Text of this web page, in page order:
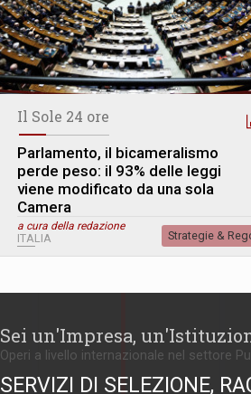
Il Sole 24 ore
Parlamento, il bicameralismo
perde peso: il 93% delle leggi
viene modificato da una sola
Camera
a cura della redazione
ITALIA Strategie &
Sei un'Impresa,
Operi a livello internazionale nel settore
SERVIZI DI SELEZIONE,